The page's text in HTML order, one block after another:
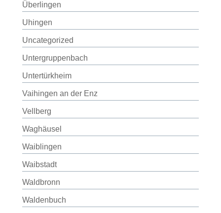
Überlingen
Uhingen
Uncategorized
Untergruppenbach
Untertürkheim
Vaihingen an der Enz
Vellberg
Waghäusel
Waiblingen
Waibstadt
Waldbronn
Waldenbuch